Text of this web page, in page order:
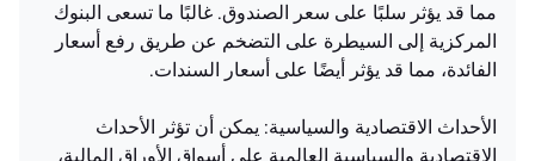
مما قد يؤثر سلبًا على سعر الصندوق. غالبًا ما تسعى البنوك
المركزية إلى السيطرة على التضخم عن طريق رفع أسعار
الفائدة، مما قد يؤثر أيضًا على أسعار السندات.
الأحداث الاقتصادية والسياسية: يمكن أن تؤثر الأحداث
الاقتصادية والسياسية العالمية على أسواق الأوراق المالية،